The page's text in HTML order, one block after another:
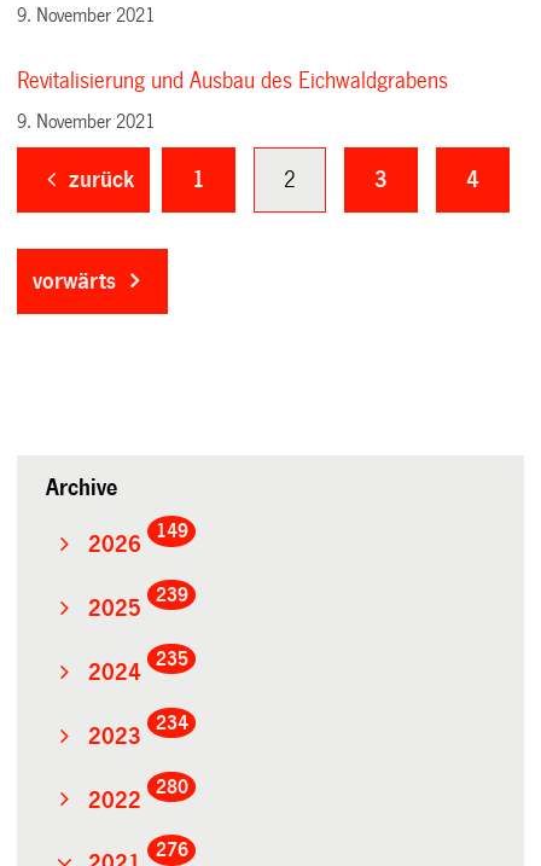
9. November 2021
Revitalisierung und Ausbau des Eichwaldgrabens
9. November 2021
zurück 1 2 3 4
vorwärts
Archive
2026
149
2025
239
2024
235
2023
234
2022
280
276